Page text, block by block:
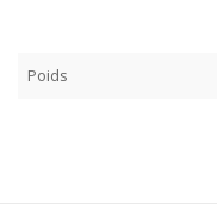
Poids